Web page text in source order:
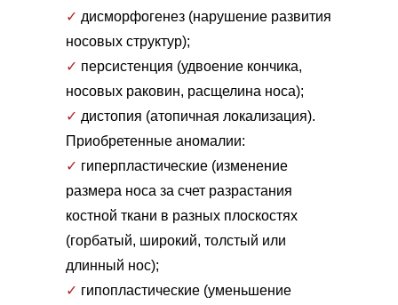
✓ дисморфогенез (нарушение развития
носовых структур);
✓ персистенция (удвоение кончика,
носовых раковин, расщелина носа);
✓ дистопия (атопичная локализация).
Приобретенные аномалии:
✓ гиперпластические (изменение
размера носа за счет разрастания
костной ткани в разных плоскостях
(горбатый, широкий, толстый или
длинный нос);
✓ гипопластические (уменьшение